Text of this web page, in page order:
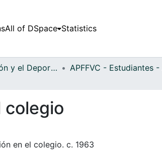
All of DSpace Statistics
La Educación y el Deporte
colegio
en el colegio. c. 1963